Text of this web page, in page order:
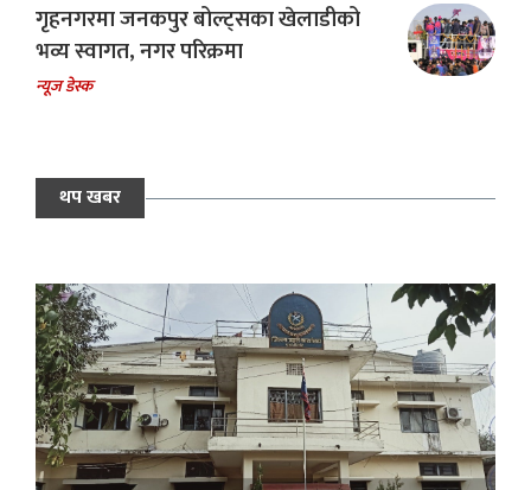
गृहनगरमा जनकपुर बोल्ट्सका खेलाडीको
भव्य स्वागत, नगर परिक्रमा
न्यूज डेस्क
थप खबर